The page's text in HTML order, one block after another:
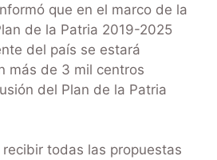
que en el marco de la
de la Patria 2019-2025
del país se estará
más de 3 mil centros
del Plan de la Patria
todas las propuestas